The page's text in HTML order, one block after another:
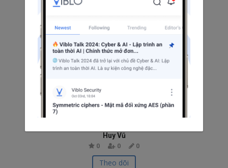
Elvis
0 0 0
Huy Vũ
0 0 0
Theo dõi